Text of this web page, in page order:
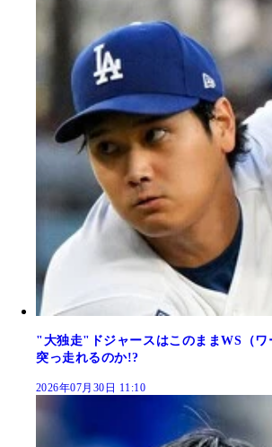
"大独走"ドジャースはこのままWS（ワ
突っ走れるのか!?
2026年07月30日 11:10